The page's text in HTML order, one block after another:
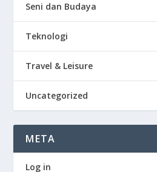
Seni dan Budaya
Teknologi
Travel & Leisure
Uncategorized
META
Log in